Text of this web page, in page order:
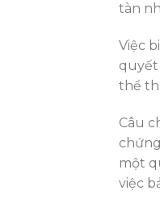
tàn
Việc
quyết
thể
Câu
một
việc